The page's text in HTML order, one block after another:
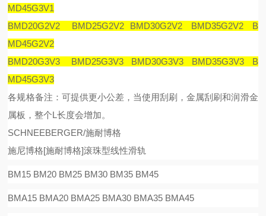
MD45G3V1
BMD20G2V2 BMD25G2V2 BMD30G2V2 BMD35G2V2 B
MD45G2V2
BMD20G3V3 BMD25G3V3 BMD30G3V3 BMD35G3V3 B
MD45G3V3
各规格备注：可提供更小公差，当使用刮刷，金属刮刷和润滑金
属板，整个L长度会增加。
SCHNEEBERGER/施耐博格
施尼博格[施耐博格]滚珠型线性滑轨
BM15 BM20 BM25 BM30 BM35 BM45
BMA15 BMA20 BMA25 BMA30 BMA35 BMA45